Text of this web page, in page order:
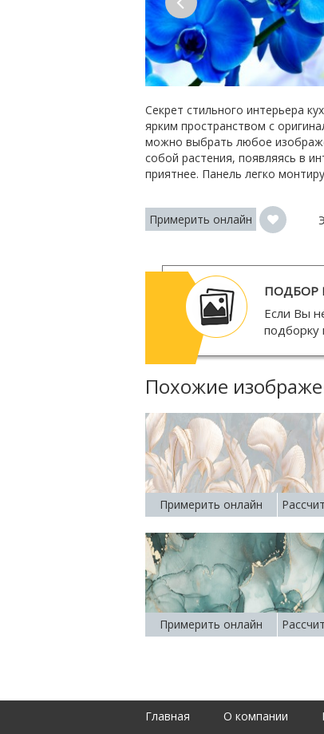
Секрет стильного интерьера
ярким пространством с
можно выбрать любое
собой растения, появляясь в
приятнее. Панель легко
Примерить онлайн
ПОДБОР
Если Вы
Похожие
Примерить онлайн
Примерить онлайн
Главная О компании